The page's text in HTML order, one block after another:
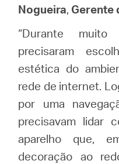
Nogueira, Gerente
“Durante
precisaram
estética do
rede de internet.
por uma
precisavam lidar
aparelho que,
decoração ao